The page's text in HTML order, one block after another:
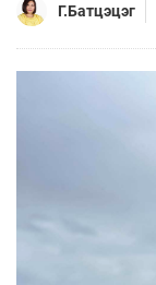
Г.Батцэцэг